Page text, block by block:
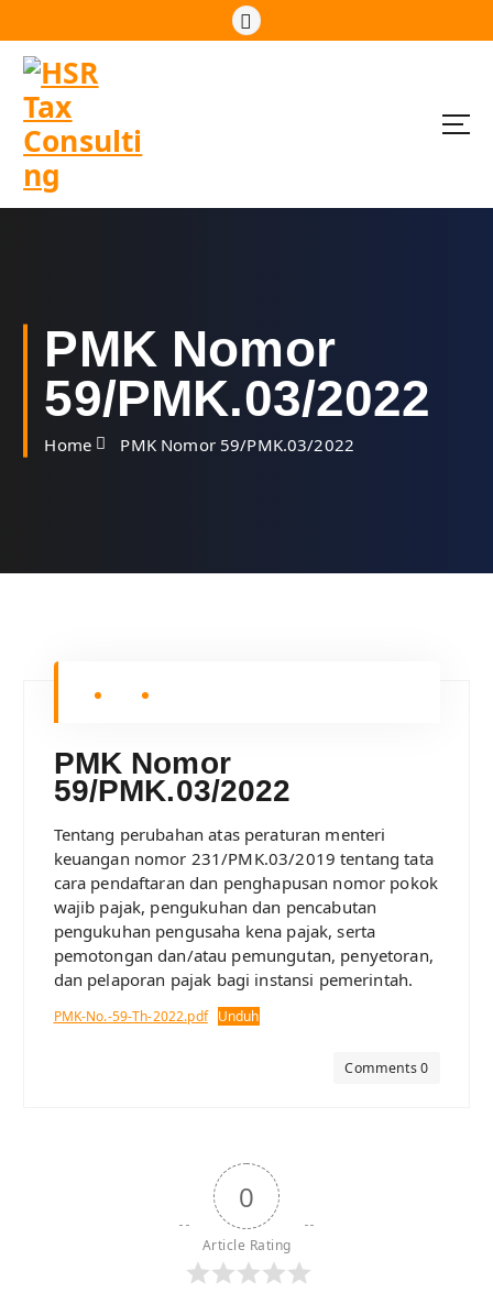
k
n
PMK Nomor
59/PMK.03/2022
Home PMK Nomor 59/PMK.03/2022
PMK Nomor
59/PMK.03/2022
Tentang perubahan atas peraturan menteri
keuangan nomor 231/PMK.03/2019 tentang tata
cara pendaftaran dan penghapusan nomor pokok
wajib pajak, pengukuhan dan pencabutan
pengukuhan pengusaha kena pajak, serta
pemotongan dan/atau pemungutan, penyetoran,
dan pelaporan pajak bagi instansi pemerintah.
PMK-No.-59-Th-2022.pdf Unduh
Comments 0
0
Article Rating